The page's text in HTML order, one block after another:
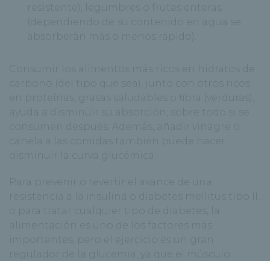
resistente), legumbres o frutas enteras
(dependiendo de su contenido en agua se
absorberán más o menos rápido).
Consumir los alimentos más ricos en hidratos de
carbono (del tipo que sea), junto con otros ricos
en proteínas, grasas saludables o fibra (verduras),
ayuda a disminuir su absorción, sobre todo si se
consumen después. Además, añadir vinagre o
canela a las comidas también puede hacer
disminuir la curva glucémica.
Para prevenir o revertir el avance de una
resistencia a la insulina o diabetes mellitus tipo II,
o para tratar cualquier tipo de diabetes, la
alimentación es uno de los factores más
importantes, pero el ejercicio es un gran
regulador de la glucemia, ya que el músculo